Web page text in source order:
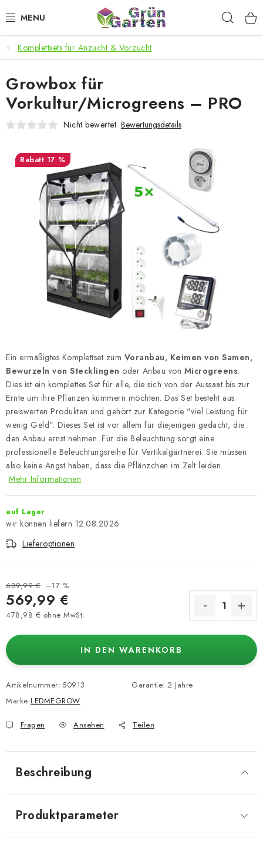
Inhalt
ANGEBOTE
LED PFLANZENLAMPEN
ANBAUBEDARF FÜR DEN HEIMANBAU
MICROGREENS
SMARTER GARTEN
Geschäftsbewertung Kaufberatung AGB
Blog
Datenschutzerklärung Impressum
Komplettsets für Anzucht & Vorzucht
Ein ermäßigtes Komplettset zum Voranbau, Keimen von Samen,
Bewurzeln von Stecklingen oder Anbau von Microgreens.
Dies ist ein komplettes Set für alle, die sich von der Aussaat bis zur
Ernte um ihre Pflanzen kümmern möchten. Das Set besteht aus
preiswerten Produkten und gehört zur Kategorie "viel Leistung für
wenig Geld". Dieses Set ist vor allem für diejenigen gedacht, die
den Anbau ernst nehmen. Für die Beleuchtung sorgt eine
professionelle Beleuchtungsreihe für Vertikalgärtnerei. Sie müssen
also keine Angst haben, dass die Pflänzchen im Zelt leiden.
Mehr Informationen
auf Lager
12.08.2026
Lieferoptionen
689,99 € –17 %
569,99 €
478,98 € ohne MwSt.
IN DEN WARENKORB
Artikelnummer: 50913
Marke:LEDMEGROW
Garantie: 2 Jahre
Fragen Ansehen Teilen
Growbox für
Vorkultur/Microgreens – PRO
Nicht bewertet Bewertungsdetails
17 %
Beschreibung
Produktparameter